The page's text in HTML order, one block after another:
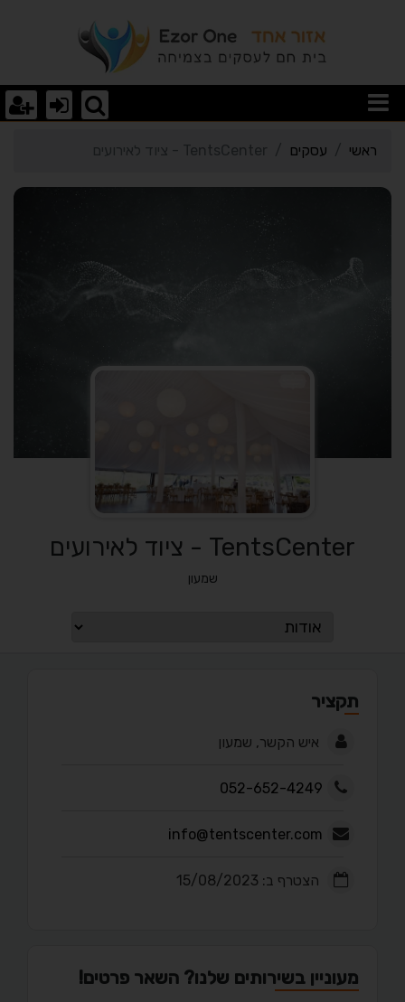
פרטי כרטיס העסק TentsCenter - ציוד לאירועים
ראשי עסקים TentsCenter - ציוד לאירועים
TentsCenter - ציוד לאירועים
שמעון
תקציר
איש הקשר, שמעון
052-652-4249
info@tentscenter.com
הצטרף ב: 15/08/2023
מעוניין בשירותים שלנו? השאר פרטים!